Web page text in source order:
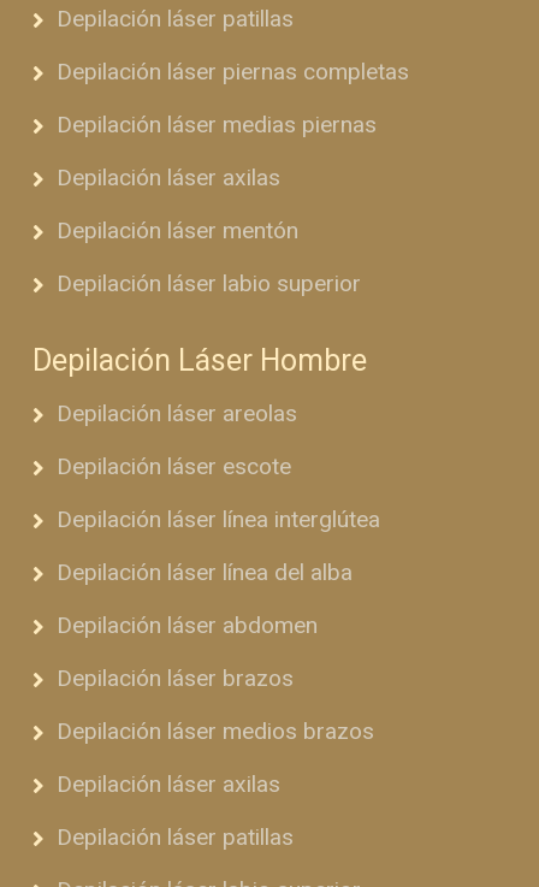
Depilación láser patillas
Depilación láser piernas completas
Depilación láser medias piernas
Depilación láser axilas
Depilación láser mentón
Depilación láser labio superior
Depilación Láser Hombre
Depilación láser areolas
Depilación láser escote
Depilación láser línea interglútea
Depilación láser línea del alba
Depilación láser abdomen
Depilación láser brazos
Depilación láser medios brazos
Depilación láser axilas
Depilación láser patillas